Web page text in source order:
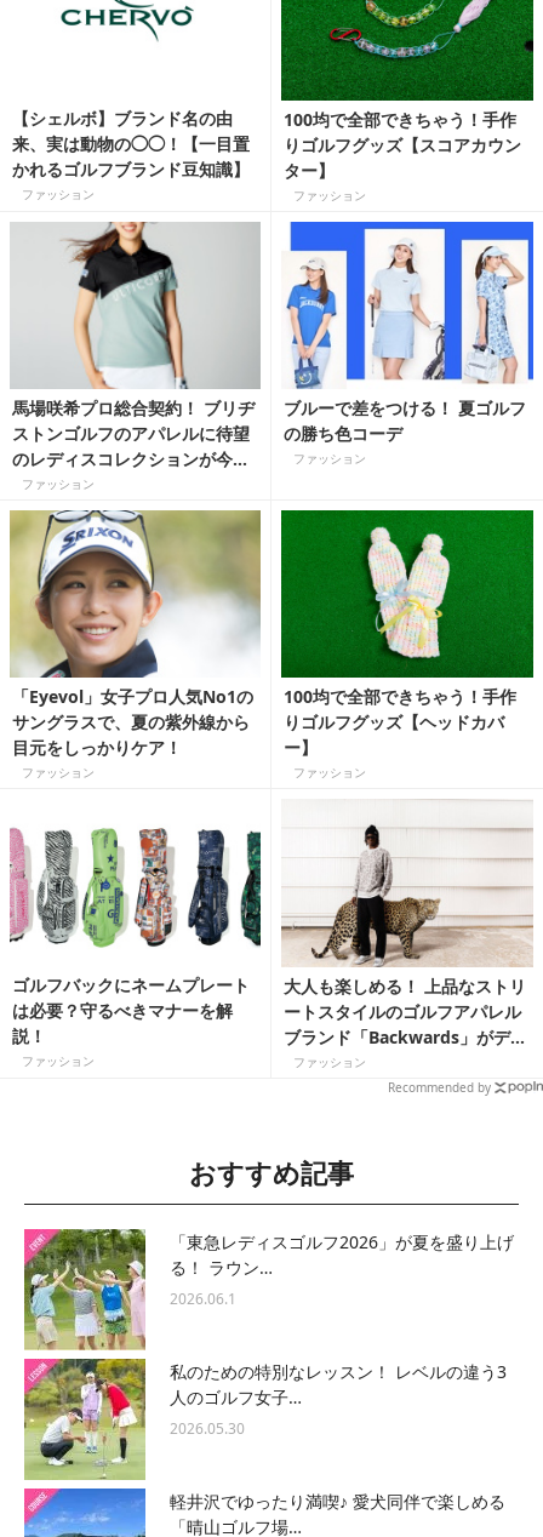
【シェルボ】ブランド名の由
来、実は動物の◯◯！【一目置
かれるゴルフブランド豆知識】
ファッション
100均で全部できちゃう！手作
りゴルフグッズ【スコアカウン
ター】
ファッション
馬場咲希プロ総合契約！ ブリヂ
ストンゴルフのアパレルに待望
のレディスコレクションが今春
デビュー！ 「かっこいい」も
「かわいい」も、どっちも欲し
い！ ULTICORE（アルティコ
ア）
ファッション
ブルーで差をつける！ 夏ゴルフ
の勝ち色コーデ
ファッション
「Eyevol」女子プロ人気No1の
サングラスで、夏の紫外線から
目元をしっかりケア！
ファッション
100均で全部できちゃう！手作
りゴルフグッズ【ヘッドカバ
ー】
ファッション
ゴルフバックにネームプレート
は必要？守るべきマナーを解
説！
ファッション
大人も楽しめる！ 上品なストリ
ートスタイルのゴルフアパレル
ブランド「Backwards」がデビ
ュー
ファッション
Recommended by
おすすめ記事
「東急レディスゴルフ2026」が夏を盛り上げ
る！ ラウン…
2026.06.1
私のための特別なレッスン！ レベルの違う3
人のゴルフ女子…
2026.05.30
軽井沢でゆったり満喫♪ 愛犬同伴で楽しめる
「晴山ゴルフ場…